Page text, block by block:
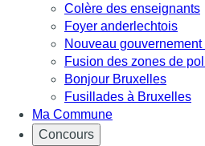
Colère des enseignants
Foyer anderlechtois
Nouveau
Fusion des zones de
Bonjour Bruxelles
Fusillades à Bruxelles
Ma Commune
Concours